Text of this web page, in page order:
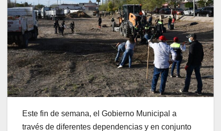
Este fin de semana, el Gobierno Municipal a
través de diferentes dependencias y en conjunto